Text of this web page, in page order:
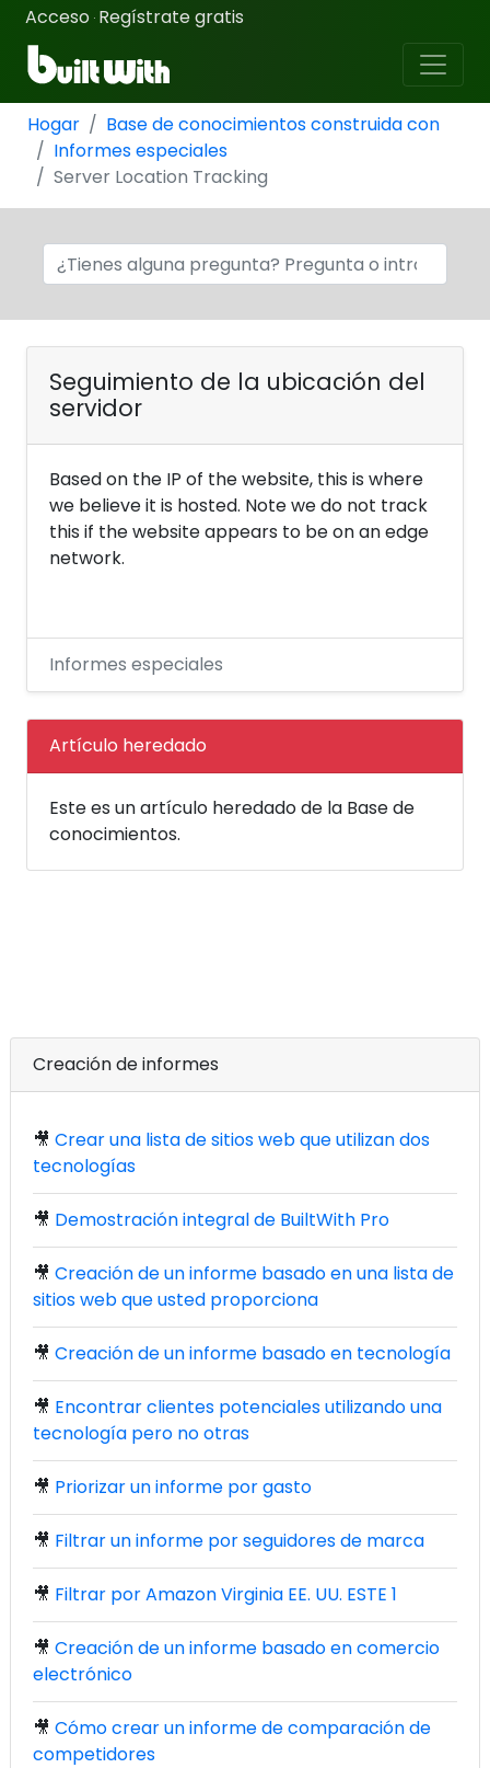
Acceso · Regístrate gratis
Hogar
Base de conocimientos construida con
Informes especiales
Server Location Tracking
Seguimiento de la ubicación del
servidor
Based on the IP of the website, this is where
we believe it is hosted. Note we do not track
this if the website appears to be on an edge
network.
Informes especiales
Artículo heredado
Este es un artículo heredado de la Base de
conocimientos.
Creación de informes
🎥 Crear una lista de sitios web que utilizan dos
tecnologías
🎥 Demostración integral de BuiltWith Pro
🎥 Creación de un informe basado en una lista de
sitios web que usted proporciona
🎥 Creación de un informe basado en tecnología
🎥 Encontrar clientes potenciales utilizando una
tecnología pero no otras
🎥 Priorizar un informe por gasto
🎥 Filtrar un informe por seguidores de marca
🎥 Filtrar por Amazon Virginia EE. UU. ESTE 1
🎥 Creación de un informe basado en comercio
electrónico
🎥 Cómo crear un informe de comparación de
competidores